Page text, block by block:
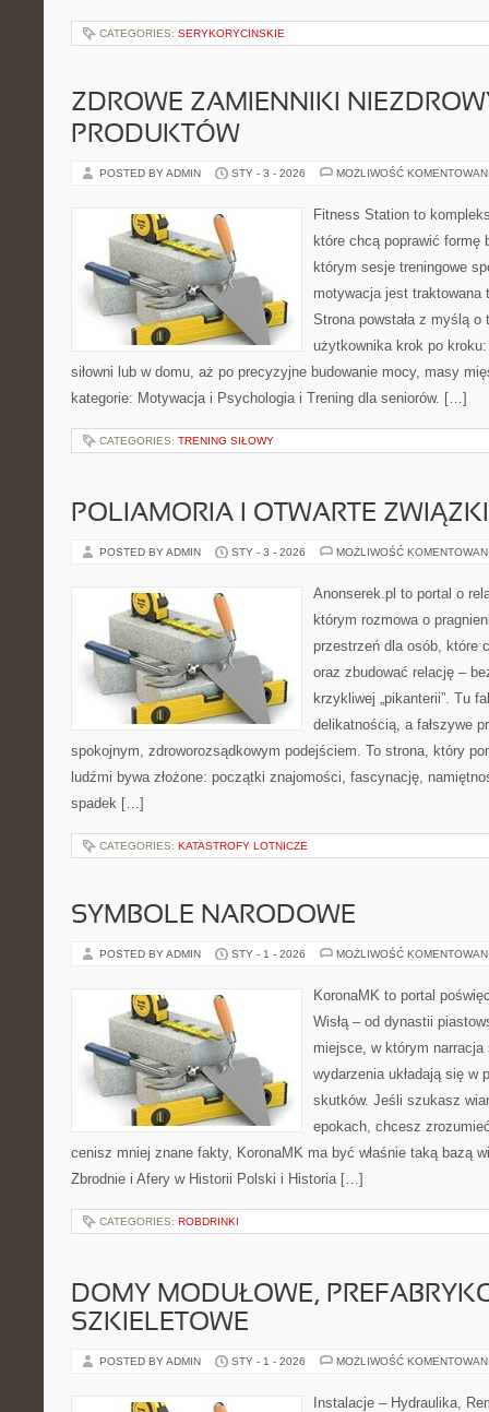
CATEGORIES: SERYKORYCINSKIE
ZDROWE ZAMIENNIKI
PRODUKTÓW
POSTED BY ADMIN STY - 3 - 2026 MOŻLIWOŚĆ
Fitness Station to
które chcą poprawić formę
którym sesje treningowe
motywacja jest traktowana
Strona powstała z myślą o
użytkownika krok po
siłowni lub w domu, aż po precyzyjne budowanie mocy, masy
kategorie: Motywacja i Psychologia i Trening dla seniorów. […]
CATEGORIES: TRENING SIŁOWY
POLIAMORIA I OTWARTE ZWIĄZKI
POSTED BY ADMIN STY - 3 - 2026 MOŻLIWOŚĆ
Anonserek.pl to portal o
którym rozmowa o
przestrzeń dla osób, które
oraz zbudować relację –
krzykliwej „pikanterii”. Tu
delikatnością, a fałszywe
spokojnym, zdroworozsądkowym podejściem. To strona, który
ludźmi bywa złożone: początki znajomości, fascynację,
spadek […]
CATEGORIES: KATASTROFY LOTNICZE
SYMBOLE NARODOWE
POSTED BY ADMIN STY - 1 - 2026 MOŻLIWOŚĆ
KoronaMK to portal
Wisłą – od dynastii
miejsce, w którym
wydarzenia układają się
skutków. Jeśli szukasz
epokach, chcesz
cenisz mniej znane fakty, KoronaMK ma być właśnie taką bazą
Zbrodnie i Afery w Historii Polski i Historia […]
CATEGORIES: ROBDRINKI
DOMY MODUŁOWE,
SZKIELETOWE
POSTED BY ADMIN STY - 1 - 2026 MOŻLIWOŚĆ
Instalacje – Hydraulika,